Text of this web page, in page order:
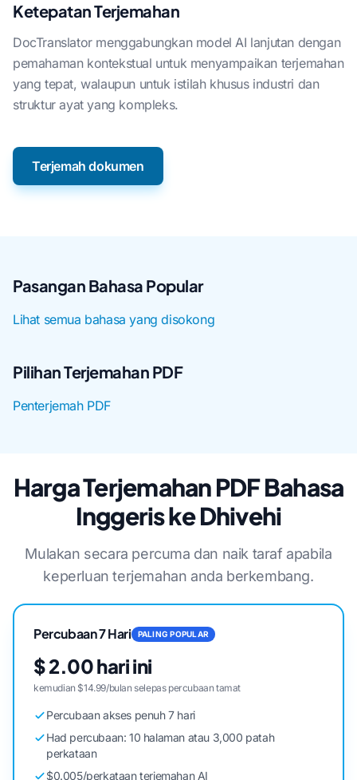
Ketepatan Terjemahan
DocTranslator menggabungkan model AI lanjutan dengan
pemahaman kontekstual untuk menyampaikan terjemahan
yang tepat, walaupun untuk istilah khusus industri dan
struktur ayat yang kompleks.
Terjemah dokumen
Pasangan Bahasa Popular
Lihat semua bahasa yang disokong
Pilihan Terjemahan PDF
Penterjemah PDF
Harga Terjemahan PDF Bahasa
Inggeris ke Dhivehi
Mulakan secara percuma dan naik taraf apabila
keperluan terjemahan anda berkembang.
Percubaan 7 Hari PALING POPULAR
$ 2.00 hari ini
kemudian $14.99/bulan selepas percubaan tamat
Percubaan akses penuh 7 hari
Had percubaan: 10 halaman atau 3,000 patah
perkataan
$0.005/perkataan terjemahan AI